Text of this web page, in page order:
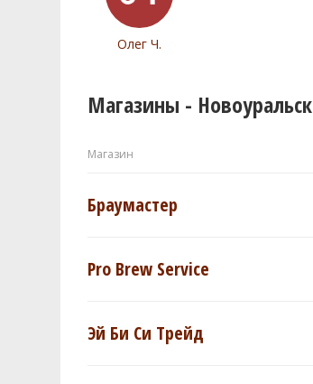
Олег Ч.
Магазины - Новоуральск
Магазин
Браумастер
Pro Brew Service
Эй Би Си Трейд